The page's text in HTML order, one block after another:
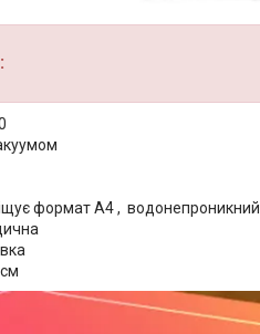
формат А4 , водонепроникний